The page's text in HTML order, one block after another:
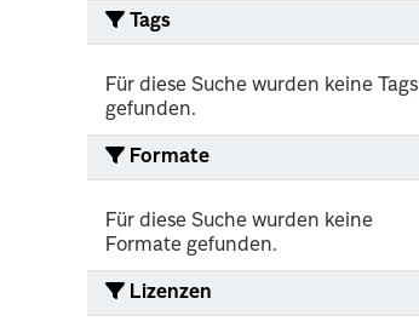
Tags
Für diese Suche wurden keine Tags
gefunden.
Formate
Für diese Suche wurden keine
Formate gefunden.
Lizenzen